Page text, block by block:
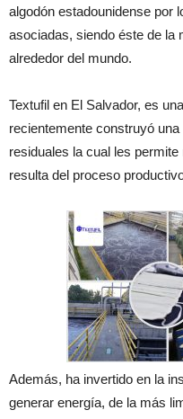
algodón estadounidense por
asociadas, siendo éste de la
alrededor del mundo.
Textufil en El Salvador, es
recientemente construyó
residuales la cual les
resulta del proceso
Además, ha invertido en la
generar energía, de la más